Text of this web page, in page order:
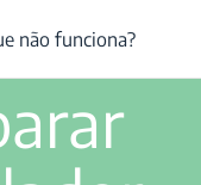
que não funciona?
não funciona?